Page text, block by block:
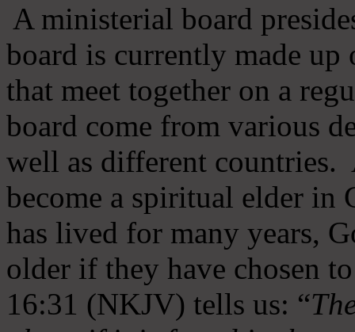
A ministerial board
board is currently made
that meet together on a
board come from various
well as different countries.
become a spiritual elder in
has lived for many years,
older if they have chosen
16:31 (NKJV) tells us: “